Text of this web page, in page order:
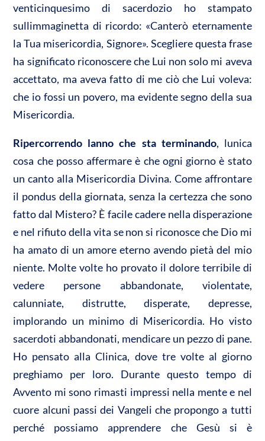
venticinquesimo di sacerdozio ho stampato
sullimmaginetta di ricordo: «Canterò eternamente
la Tua misericordia, Signore». Scegliere questa frase
ha significato riconoscere che Lui non solo mi aveva
accettato, ma aveva fatto di me ciò che Lui voleva:
che io fossi un povero, ma evidente segno della sua
Misericordia.
Ripercorrendo lanno che sta terminando, lunica
cosa che posso affermare è che ogni giorno è stato
un canto alla Misericordia Divina. Come affrontare
il pondus della giornata, senza la certezza che sono
fatto dal Mistero? È facile cadere nella disperazione
e nel rifiuto della vita se non si riconosce che Dio mi
ha amato di un amore eterno avendo pietà del mio
niente. Molte volte ho provato il dolore terribile di
vedere persone abbandonate, violentate,
calunniate, distrutte, disperate, depresse,
implorando un minimo di Misericordia. Ho visto
sacerdoti abbandonati, mendicare un pezzo di pane.
Ho pensato alla Clinica, dove tre volte al giorno
preghiamo per loro. Durante questo tempo di
Avvento mi sono rimasti impressi nella mente e nel
cuore alcuni passi dei Vangeli che propongo a tutti
perché possiamo apprendere che Gesù si è